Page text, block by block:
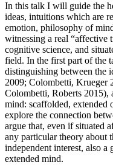
In this talk I will guide the
ideas, intuitions which are
emotion, philosophy of
witnessing a real “affective
cognitive science, and
field. In the first part of the
distinguishing between the
2009; Colombetti, Krueger
Colombetti, Roberts 2015),
mind: scaffolded, extended
explore the connection
argue that, even if situated
any particular theory about
independent interest, also
extended mind.